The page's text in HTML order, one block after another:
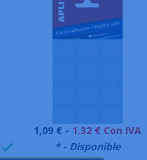
Precio
1,09 € - 1.32 € Con IVA
 * - Disponible